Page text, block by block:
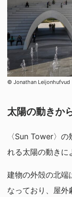
© Jonathan Leijonhufvud
太陽の動きか
〈Sun Tower〉
れる太陽の動きに
建物の外殻の北端
なっており、屋外